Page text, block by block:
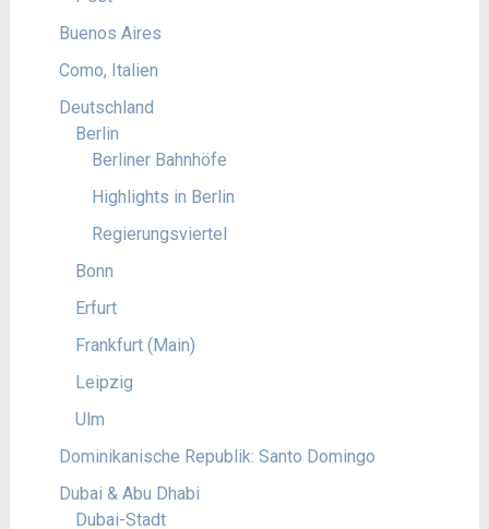
Buenos Aires
Como, Italien
Deutschland
Berlin
Berliner Bahnhöfe
Highlights in Berlin
Regierungsviertel
Bonn
Erfurt
Frankfurt (Main)
Leipzig
Ulm
Dominikanische Republik: Santo Domingo
Dubai & Abu Dhabi
Dubai-Stadt